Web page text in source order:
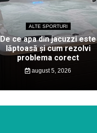
ALTE SPORTURI
De ce apa din jacuzzi este
lăptoasă și cum rezolvi
problema corect
august 5, 2026